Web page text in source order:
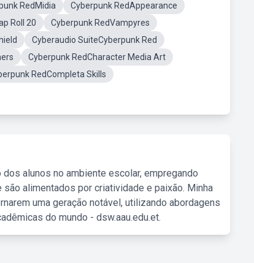
RedMidia
Cyberpunk RedAppearance
Roll 20
Cyberpunk RedVampyres
Cyberaudio SuiteCyberpunk Red
Cyberpunk RedCharacter Media Art
RedCompleta Skills
alunos no ambiente escolar, empregando
alimentados por criatividade e paixão. Minha
uma geração notável, utilizando abordagens
do mundo - dsw.aau.edu.et.